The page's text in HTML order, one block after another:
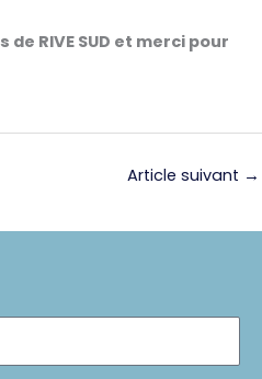
RIVE SUD et merci pour
Article suivant →